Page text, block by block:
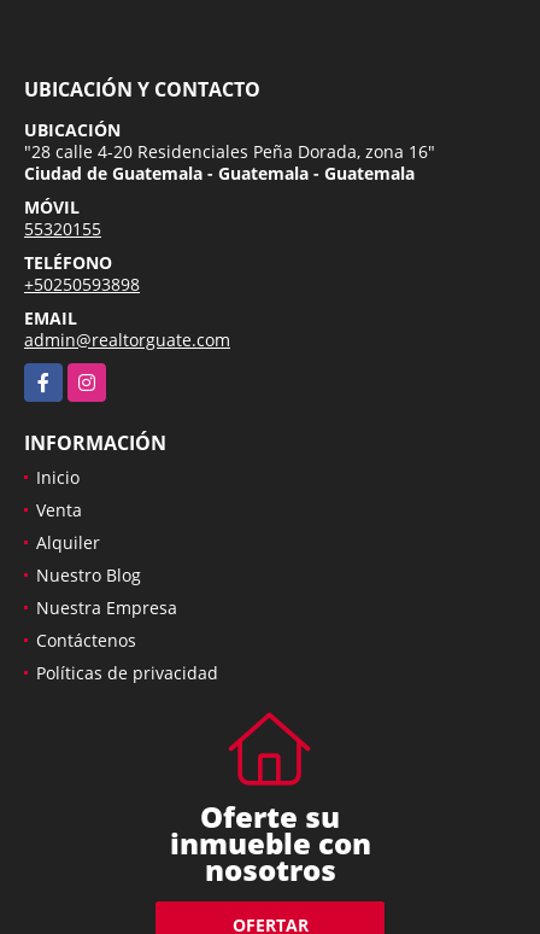
UBICACIÓN Y CONTACTO
UBICACIÓN
"28 calle 4-20 Residenciales Peña Dorada, zona 16"
Ciudad de Guatemala - Guatemala - Guatemala
MÓVIL
55320155
TELÉFONO
+50250593898
EMAIL
admin@realtorguate.com
FacebookInstagram
INFORMACIÓN
Inicio
Venta
Alquiler
Nuestro Blog
Nuestra Empresa
Contáctenos
Políticas de privacidad
Oferte su
inmueble con
nosotros
OFERTAR